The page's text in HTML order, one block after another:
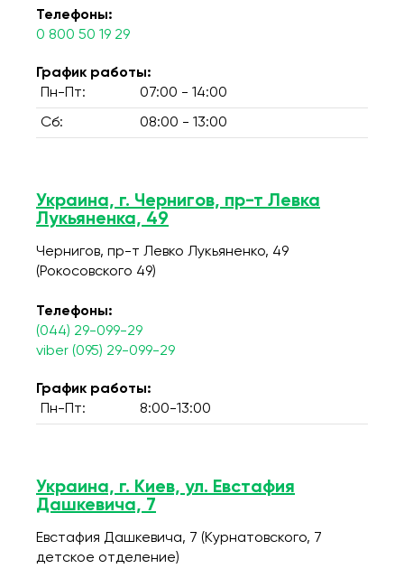
Телефоны:
0 800 50 19 29
График работы:
Пн-Пт:
07:00 - 14:00
Сб: 08:00 - 13:00
Украина, г. Чернигов, пр-т Левка
Лукьяненка, 49
Чернигов, пр-т Левко Лукьяненко, 49
(Рокосовского 49)
Телефоны:
(044) 29-099-29
viber (095) 29-099-29
График работы:
Пн-Пт:
8:00-13:00
Украина, г. Киев, ул. Евстафия
Дашкевича, 7
Евстафия Дашкевича, 7 (Курнатовского, 7
детское отделение)